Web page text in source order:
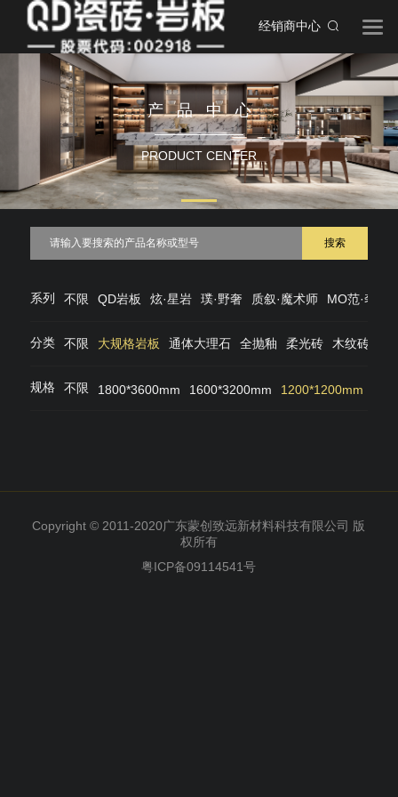
经销商中心
产品中心
PRODUCT CENTER
搜索
系列 不限 QD岩板 炫·星岩 璞·野奢 质叙·魔术师 MO范·奢石
分类 不限 大规格岩板 通体大理石 全抛釉 柔光砖 木纹砖
规格 不限 1800*3600mm 1600*3200mm 1200*1200mm
Copyright © 2011-2020广东蒙创致远新材料科技有限公司 版
权所有
粤ICP备09114541号